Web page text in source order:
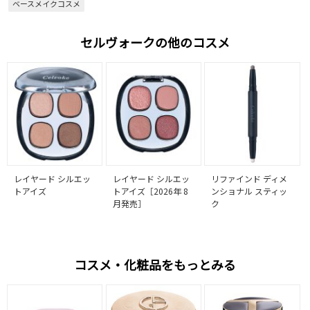
ベースメイクコスメ
セルヴォークの他のコスメ
レイヤード シルエッ
トアイズ
レイヤード シルエッ
トアイズ［2026年 8
月発売］
リファインド ディメ
ンショナル スティッ
ク
コスメ・化粧品をもっとみる